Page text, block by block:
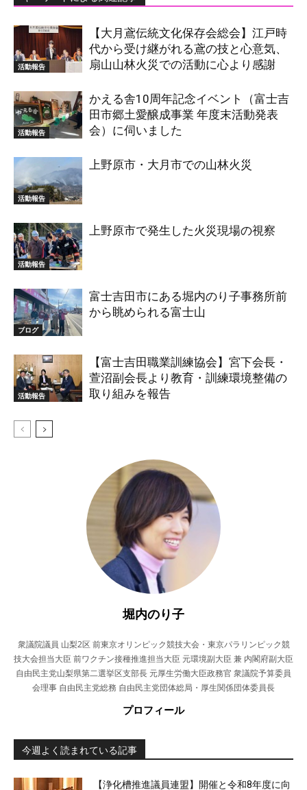
活動報告
【大月鳶伝統文化保存会総会】江戸時
代から受け継がれる鳶の技と心意気、
扇山山林火災での活動に心より感謝
活動報告
かえる舎10周年記念イベント（富士吉
田市郷土愛醸成事業 年度末活動発表
会）に伺いました
活動報告
上野原市・大月市での山林火災
活動報告
上野原市で発生した火災現場の視察
ブログ
富士吉田市にある堀内のり子事務所前
から眺められる富士山
活動報告
【富士吉田職業訓練協会】宮下会長・
萱沼副会長より教育・訓練環境整備の
取り組みを報告
堀内のり子
衆議院議員 山梨2区 前東京オリンピック競技大会・東京パラリンピック競
技大会担当大臣 前ワクチン接種推進担当大臣 元環境副大臣 兼 内閣府副大臣
自由民主党山梨県第二選挙区支部長 元厚生労働大臣政務官 衆議院予算委員
会理事 自由民主党総務 自由民主党団体総局・厚生関係団体委員長
プロフィール
今週よく読まれている記事
【浄化槽推進議員連盟】開催と令和8年度に向